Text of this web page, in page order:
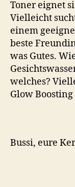
Toner eignet
Vielleicht
einem
beste
was Gutes.
welches?
Glow
Bussi, eure